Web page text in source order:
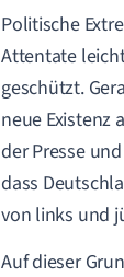
Politische
Attentate
geschützt.
neue Existenz
der Presse
dass
von links und
Auf dieser